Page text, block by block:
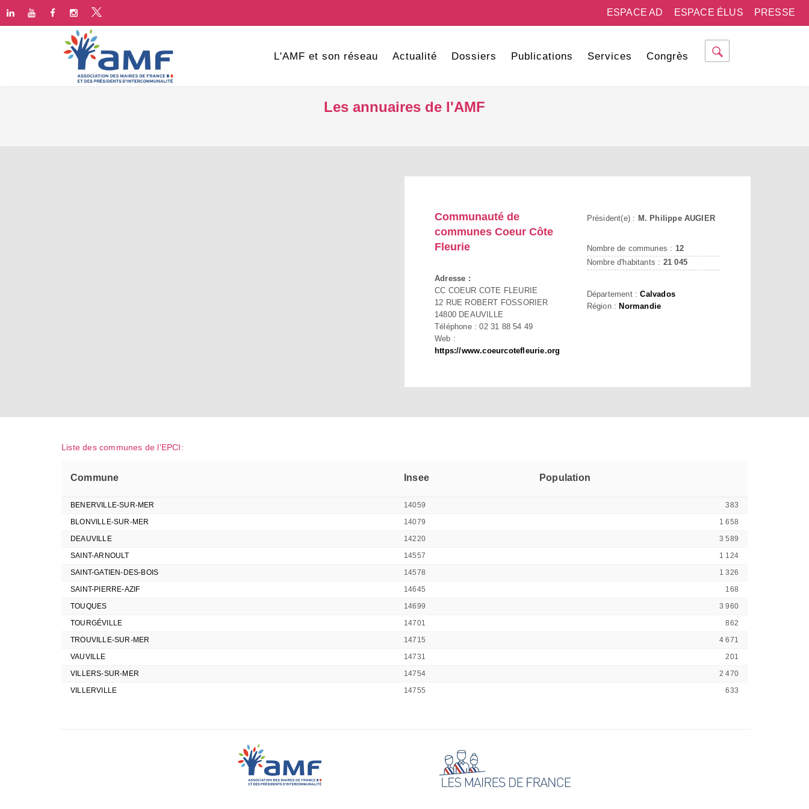
PRESSE
ESPACE ÉLUS
ESPACE AD
L'AMF et son réseau Actualité Dossiers Publications Services Congrès
Les annuaires de l'AMF
Communauté de
communes Coeur Côte
Fleurie
Adresse :
CC COEUR COTE FLEURIE
12 RUE ROBERT FOSSORIER
14800 DEAUVILLE
Téléphone : 02 31 88 54 49
Web :
https://www.coeurcotefleurie.org
Président(e) : M. Philippe AUGIER
Nombre de communes : 12
Nombre d'habitants : 21 045
Département :Calvados
Région : Normandie
Liste des communes de l'EPCI:
Commune Insee Population
BENERVILLE-SUR-MER 14059
383
BLONVILLE-SUR-MER
14079
1 658
DEAUVILLE
14220
3 589
SAINT-ARNOULT
14557
1 124
SAINT-GATIEN-DES-BOIS
14578
1 326
SAINT-PIERRE-AZIF
14645
168
TOUQUES
14699
3 960
TOURGÉVILLE
14701
862
TROUVILLE-SUR-MER
14715
4 671
VAUVILLE
14731
201
VILLERS-SUR-MER
14754
2 470
VILLERVILLE
14755 633